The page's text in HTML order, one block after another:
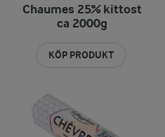
Chaumes 25% kittost
ca 2000g
KÖP PRODUKT